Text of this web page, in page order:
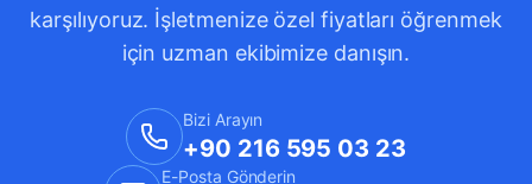
karşılıyoruz. İşletmenize özel fiyatları öğrenmek
için uzman ekibimize danışın.
Bizi Arayın
+90 216 595 03 23
E-Posta Gönderin